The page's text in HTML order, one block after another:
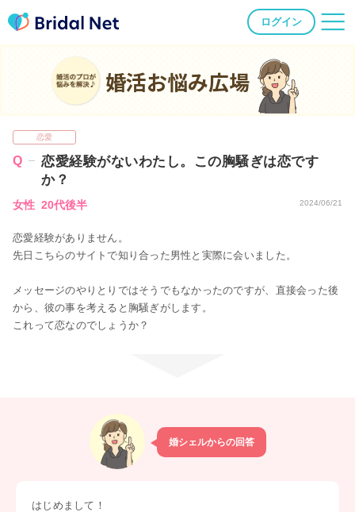
ログイン
婚活お悩み広場
恋愛
恋愛経験がないわたし。この胸騒ぎは恋です
か？
女性 20代後半 2024/06/21
恋愛経験がありません。
先日こちらのサイトで知り合った男性と実際に会いました。
メッセージのやりとりではそうでもなかったのですが、直接会った後
から、彼の事を考えると胸騒ぎがします。
これって恋なのでしょうか？
婚シェルからの回答
はじめまして！